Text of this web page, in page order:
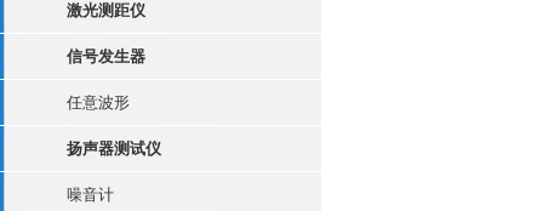
激光测距仪
信号发生器
任意波形
扬声器测试仪
噪音计